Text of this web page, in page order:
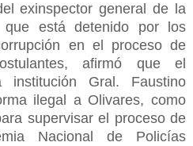
exinspector general de la
que está detenido por los
en el proceso de
afirmó que el
institución Gral. Faustino
ilegal a Olivares, como
supervisar el proceso de
Nacional de Policías